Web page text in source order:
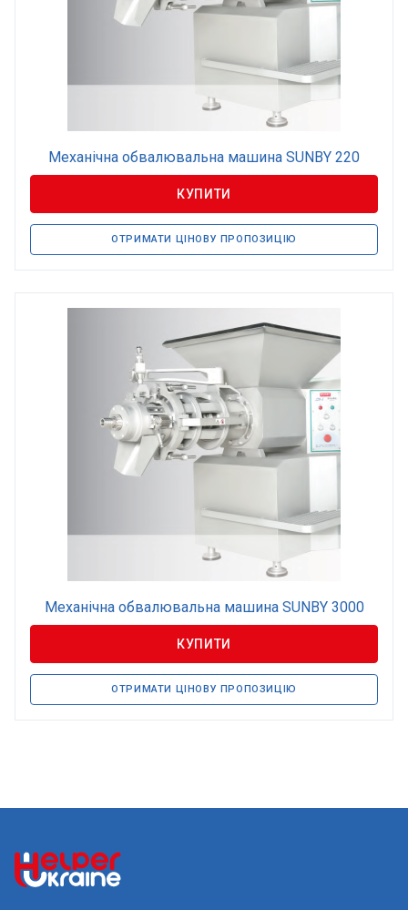
Механічна обвалювальна машина SUNBY 220
КУПИТИ
ОТРИМАТИ ЦІНОВУ ПРОПОЗИЦІЮ
Механічна обвалювальна машина SUNBY 3000
КУПИТИ
ОТРИМАТИ ЦІНОВУ ПРОПОЗИЦІЮ